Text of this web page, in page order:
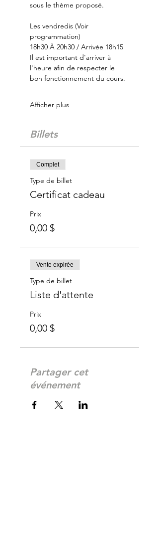
sous le thème proposé.
Les vendredis (Voir
programmation)
18h30 À 20h30 / Arrivée 18h15
Il est important d'arriver à
l'heure afin de respecter le
bon fonctionnement du cours.
Afficher plus
Billets
Complet
Type de billet
Certificat cadeau
Prix
0,00 $
Vente expirée
Type de billet
Liste d'attente
Prix
0,00 $
Partager cet
événement